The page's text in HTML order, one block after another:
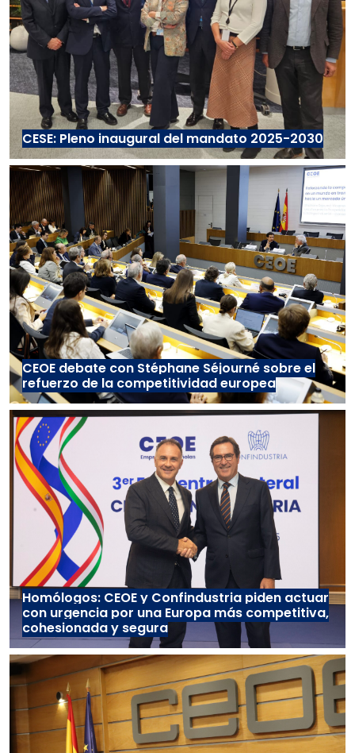
CESE: Pleno inaugural del mandato 2025-2030
CEOE debate con Stéphane Séjourné sobre el
refuerzo de la competitividad europea
Homólogos: CEOE y Confindustria piden actuar
con urgencia por una Europa más competitiva,
cohesionada y segura